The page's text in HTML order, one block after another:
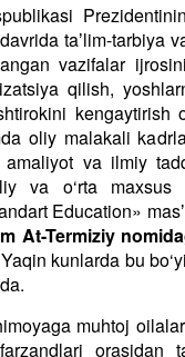
taʼlim-tarbiya
vazifalar
qilish,
kengaytirish
oliy malakali
amaliyot va ilmiy
va o‘rta
Education»
At-Termiziy
kunlarda bu
muhtoj
orasidan